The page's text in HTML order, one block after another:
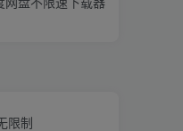
限制